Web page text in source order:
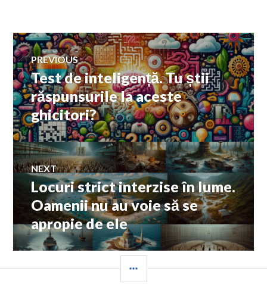
Navigare
în
articole
PREVIOUS
Previous
post:
Test de inteligență. Tu știi
răspunsurile la aceste
ghicitori?
NEXT
Next
post:
Locuri strict interzise în lume.
Oamenii nu au voie să se
apropie de ele